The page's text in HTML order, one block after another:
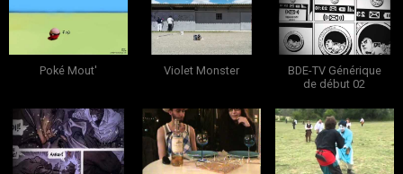
Poké Mout' Violet Monster
BDE-TV Générique
de début 02